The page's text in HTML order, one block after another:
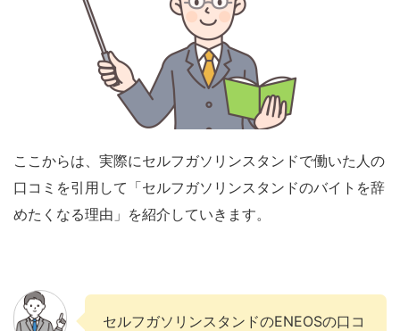
ここからは、実際にセルフガソリンスタンドで働いた人の
口コミを引用して「セルフガソリンスタンドのバイトを辞
めたくなる理由」を紹介していきます。
セルフガソリンスタンドのENEOSの口コ